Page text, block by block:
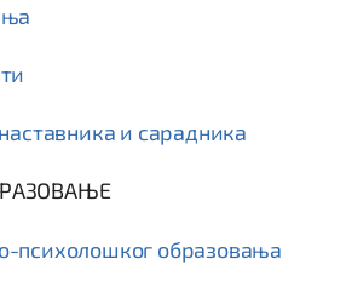
и сарадника
психолошког образовања